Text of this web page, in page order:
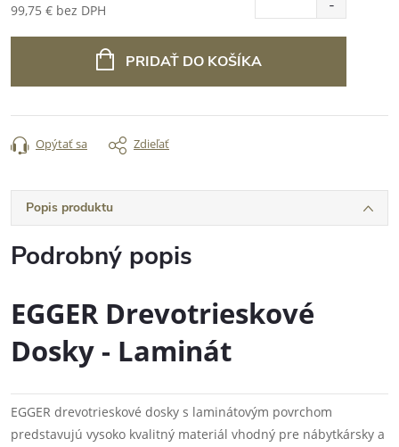
99,75 € bez DPH
PRIDAŤ DO KOŠÍKA
Opýtať sa Zdieľať
Popis produktu
Podrobný popis
EGGER Drevotrieskové
Dosky - Laminát
EGGER drevotrieskové dosky s laminátovým povrchom
predstavujú vysoko kvalitný materiál vhodný pre nábytkársky a